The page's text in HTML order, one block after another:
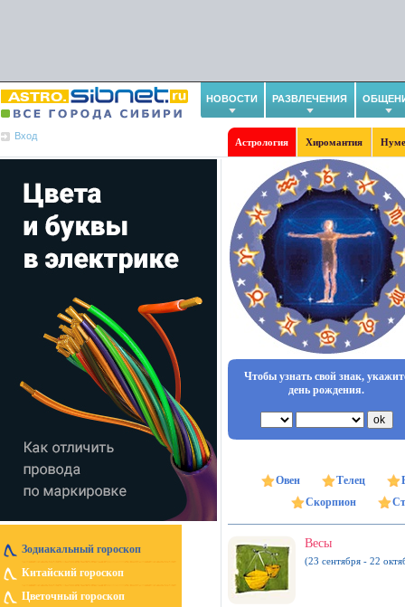
НОВОСТИ РАЗВЛЕЧЕНИЯ
Вход
Астрология Хиромантия
Зодиакальный гороскоп
Китайский гороскоп
Цветочный гороскоп
Чтобы узнать свой знак,
день рождения.
Овен Телец
Скорпион
Весы
(23 сентября - 22